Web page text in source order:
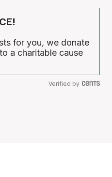
for you, we donate
a charitable cause
Verified by